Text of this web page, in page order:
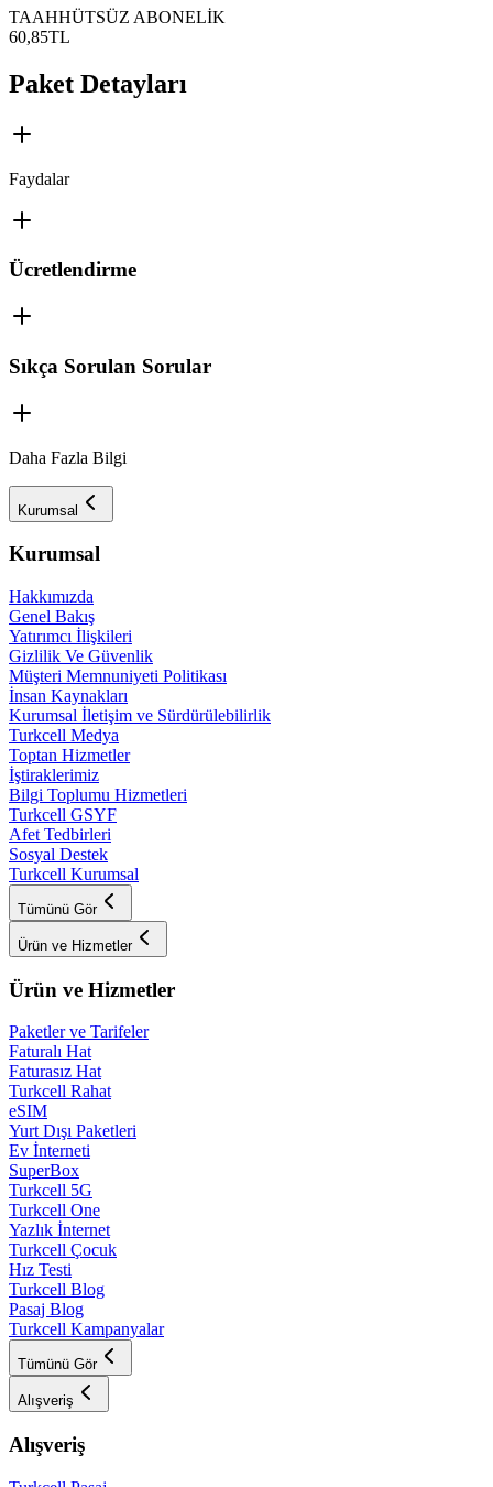
TAAHHÜTSÜZ ABONELİK
60,85TL
Paket Detayları
Faydalar
Ücretlendirme
Sıkça Sorulan Sorular
Daha Fazla Bilgi
Kurumsal
Kurumsal
Hakkımızda
Genel Bakış
Yatırımcı İlişkileri
Gizlilik Ve Güvenlik
Müşteri Memnuniyeti Politikası
İnsan Kaynakları
Kurumsal İletişim ve Sürdürülebilirlik
Turkcell Medya
Toptan Hizmetler
İştiraklerimiz
Bilgi Toplumu Hizmetleri
Turkcell GSYF
Afet Tedbirleri
Sosyal Destek
Turkcell Kurumsal
Tümünü Gör
Ürün ve Hizmetler
Ürün ve Hizmetler
Paketler ve Tarifeler
Faturalı Hat
Faturasız Hat
Turkcell Rahat
eSIM
Yurt Dışı Paketleri
Ev İnterneti
SuperBox
Turkcell 5G
Turkcell One
Yazlık İnternet
Turkcell Çocuk
Hız Testi
Turkcell Blog
Pasaj Blog
Turkcell Kampanyalar
Tümünü Gör
Alışveriş
Alışveriş